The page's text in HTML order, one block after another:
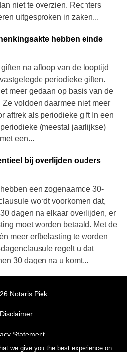
niet te overzien. Rechters
uitgesproken in zaken...
hebben einde
na afloop van de looptijd
periodieke giften.
meer gedaan op basis van de
voldoen daarmee niet meer
aftrek als periodieke gift In een
(meestal jaarlijkse)
een...
bij overlijden ouders
een zogenaamde 30-
wordt voorkomen dat,
dagen na elkaar overlijden, er
moet worden betaald. Met de
meer erfbelasting te worden
regelt u dat
30 dagen na u komt...
Notaris Piek
Disclaimer
Statement
we give you the best experience on